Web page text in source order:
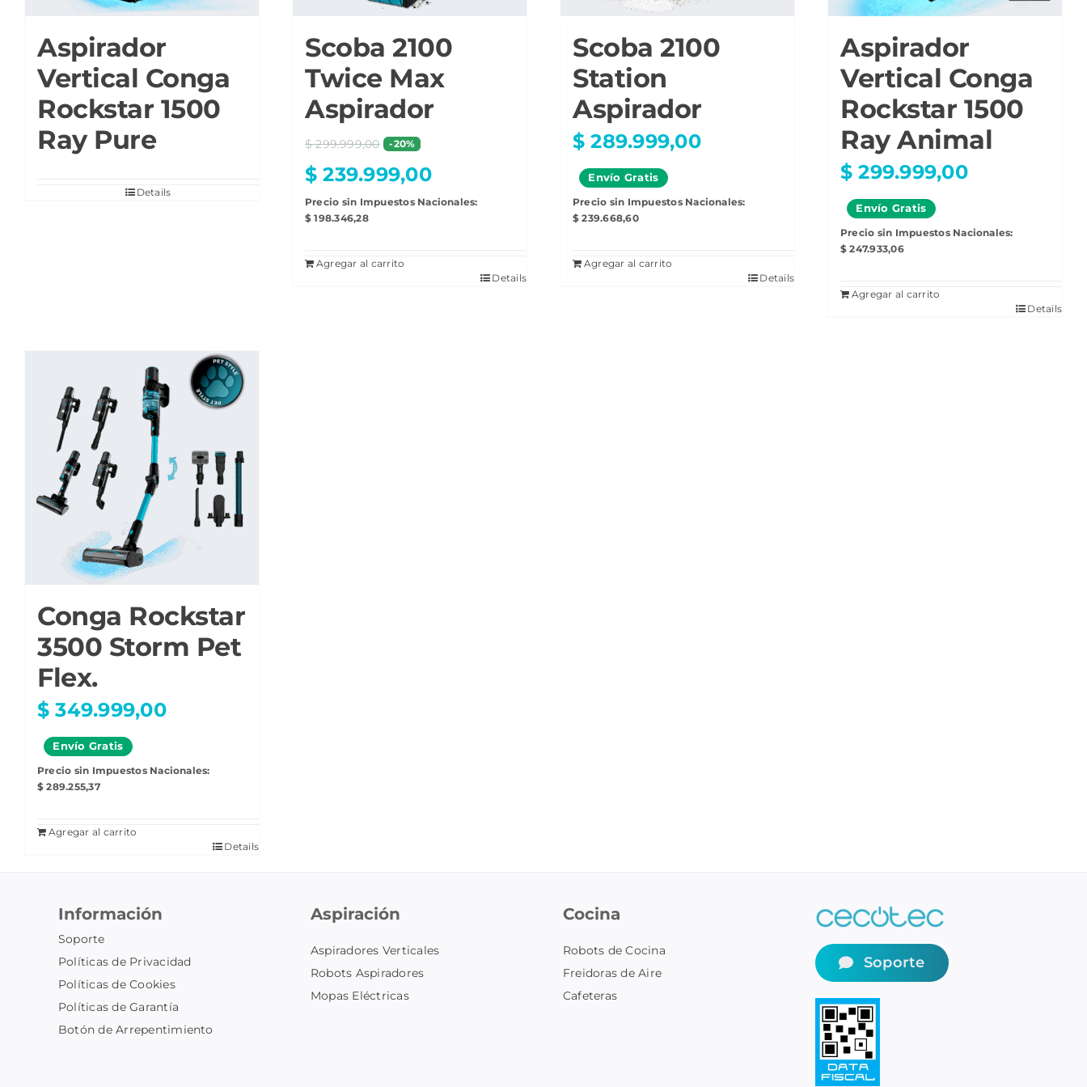
Aspirador
Vertical Conga
Rockstar 1500
Ray Pure
Details
Scoba 2100
Twice Max
Aspirador
$299.999,00 -20%
$ 239.999,00
Precio sin Impuestos Nacionales:
$ 198.346,28
Agregar al carrito
Details
Scoba 2100
Station
Aspirador
$ 289.999,00
Envío Gratis
Precio sin Impuestos Nacionales:
$ 239.668,60
Agregar al carrito
Details
Aspirador
Vertical Conga
Rockstar 1500
Ray Animal
$ 299.999,00
Envío Gratis
Precio sin Impuestos Nacionales:
$ 247.933,06
Agregar al carrito
Details
Conga Rockstar
3500 Storm Pet
Flex.
$ 349.999,00
Envío Gratis
Precio sin Impuestos Nacionales:
$ 289.255,37
Agregar al carrito
Details
Información
Soporte
Políticas de Privacidad
Políticas de Cookies
Políticas de Garantía
Botón de Arrepentimiento
Aspiración
Aspiradores Verticales
Robots Aspiradores
Mopas Eléctricas
Cocina
Robots de Cocina
Freidoras de Aire
Cafeteras
Soporte